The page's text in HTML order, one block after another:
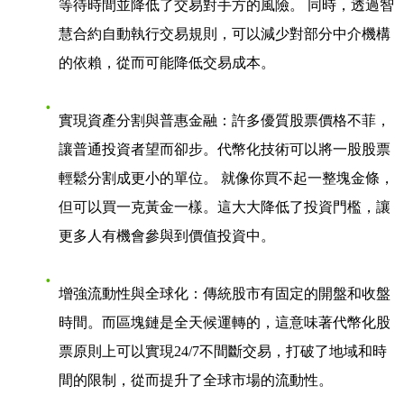
等待時間並降低了交易對手方的風險。 同時，透過智
慧合約自動執行交易規則，可以減少對部分中介機構
的依賴，從而可能降低交易成本。
實現資產分割與普惠金融 ：許多優質股票價格不菲，
讓普通投資者望而卻步。代幣化技術可以將一股股票
輕鬆分割成更小的單位。 就像你買不起一整塊金條，
但可以買一克黃金一樣。這大大降低了投資門檻，讓
更多人有機會參與到價值投資中。
增強流動性與全球化 ：傳統股市有固定的開盤和收盤
時間。而區塊鏈是全天候運轉的，這意味著代幣化股
票原則上可以實現24/7不間斷交易，打破了地域和時
間的限制，從而提升了全球市場的流動性。